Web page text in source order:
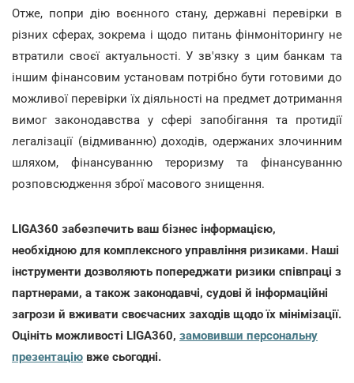
Отже, попри дію воєнного стану, державні перевірки в
різних сферах, зокрема і щодо питань фінмоніторингу не
втратили своєї актуальності. У зв'язку з цим банкам та
іншим фінансовим установам потрібно бути готовими до
можливої перевірки їх діяльності на предмет дотримання
вимог законодавства у сфері запобігання та протидії
легалізації (відмиванню) доходів, одержаних злочинним
шляхом, фінансуванню тероризму та фінансуванню
розповсюдження зброї масового знищення.
LIGA360 забезпечить ваш бізнес інформацією,
необхідною для комплексного управління ризиками. Наші
інструменти дозволяють попереджати ризики співпраці з
партнерами, а також законодавчі, судові й інформаційні
загрози й вживати своєчасних заходів щодо їх мінімізації.
Оцініть можливості LIGA360, замовивши персональну
презентацію вже сьогодні.